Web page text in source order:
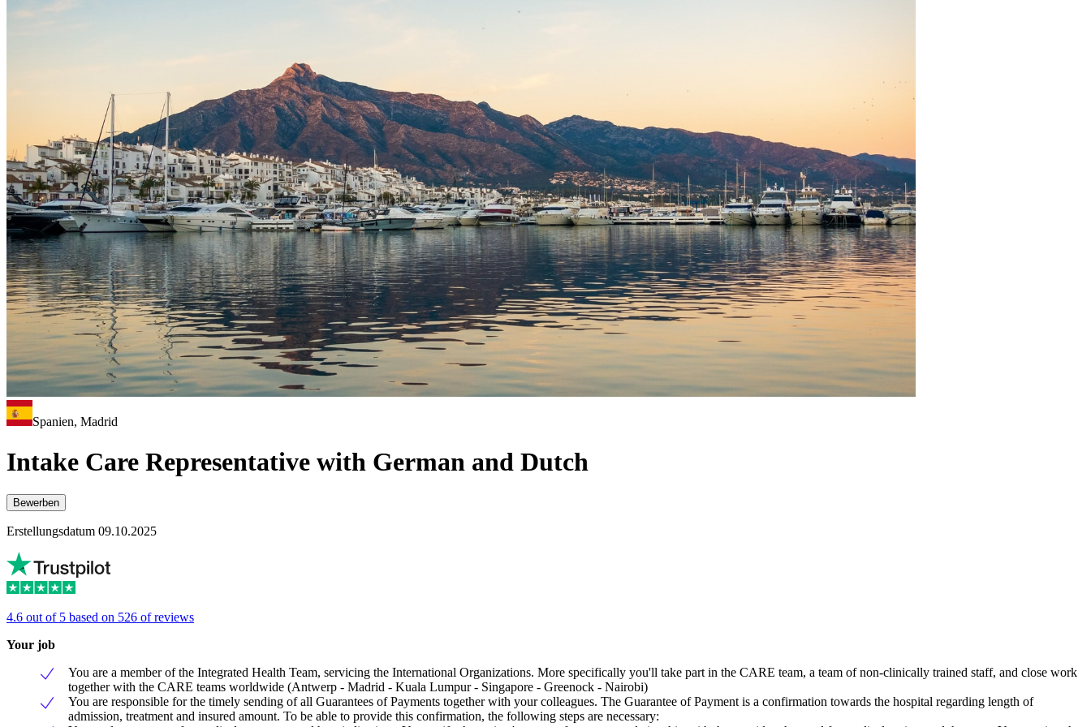
Spanien, Madrid
Intake Care Representative with German and Dutch
Bewerben
Erstellungsdatum 09.10.2025
4.6 out of 5 based on 526 of reviews
Your job
You are a member of the Integrated Health Team, servicing the International Organizations. More specifically you'll take part in the CARE team, a team of non-clinically trained staff, and close work
together with the CARE teams worldwide (Antwerp - Madrid - Kuala Lumpur - Singapore - Greenock - Nairobi)
You are responsible for the timely sending of all Guarantees of Payments together with your colleagues. The Guarantee of Payment is a confirmation towards the hospital regarding length of
admission, treatment and insured amount. To be able to provide this confirmation, the following steps are necessary: